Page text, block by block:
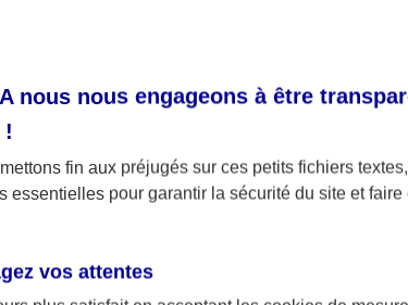
nous nous engageons à être
!
fin aux préjugés sur ces petits fichiers
essentielles pour garantir la sécurité du site et
vos attentes